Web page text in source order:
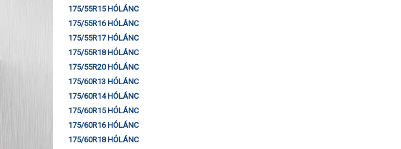
175/55R15 HÓLÁNC
175/55R16 HÓLÁNC
175/55R17 HÓLÁNC
175/55R18 HÓLÁNC
175/55R20 HÓLÁNC
175/60R13 HÓLÁNC
175/60R14 HÓLÁNC
175/60R15 HÓLÁNC
175/60R16 HÓLÁNC
175/60R18 HÓLÁNC